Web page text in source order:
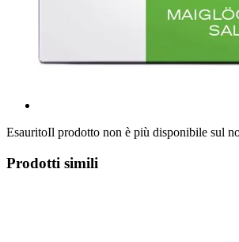
EsauritoIl prodotto non è più disponibile sul
Prodotti simili